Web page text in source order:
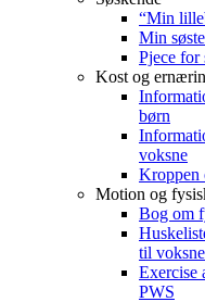
“Min
Min
Pjece for
Kost og
børn
voksne
Kroppen
Motion og
Bog om
til
Exercise
PWS